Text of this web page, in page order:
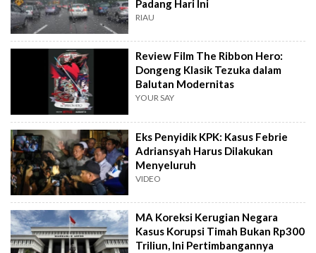
Padang Hari Ini
RIAU
Review Film The Ribbon Hero:
Dongeng Klasik Tezuka dalam
Balutan Modernitas
YOUR SAY
Eks Penyidik KPK: Kasus Febrie
Adriansyah Harus Dilakukan
Menyeluruh
VIDEO
MA Koreksi Kerugian Negara
Kasus Korupsi Timah Bukan Rp300
Triliun, Ini Pertimbangannya